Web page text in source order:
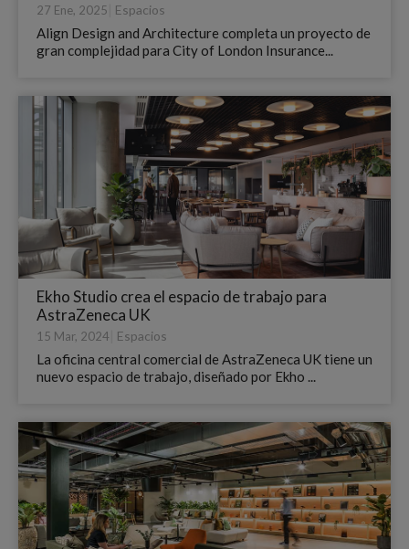
27 Ene, 2025 Espacios
Align Design and Architecture completa un proyecto de
gran complejidad para City of London Insurance...
Ekho Studio crea el espacio de trabajo para
AstraZeneca UK
15 Mar, 2024 Espacios
La oficina central comercial de AstraZeneca UK tiene un
nuevo espacio de trabajo, diseñado por Ekho ...